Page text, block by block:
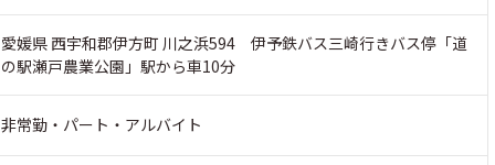
愛媛県 西宇和郡伊方町 川之浜594 伊予鉄バス三崎行きバス停「道
の駅瀬戸農業公園」駅から車10分
非常勤・パート・アルバイト